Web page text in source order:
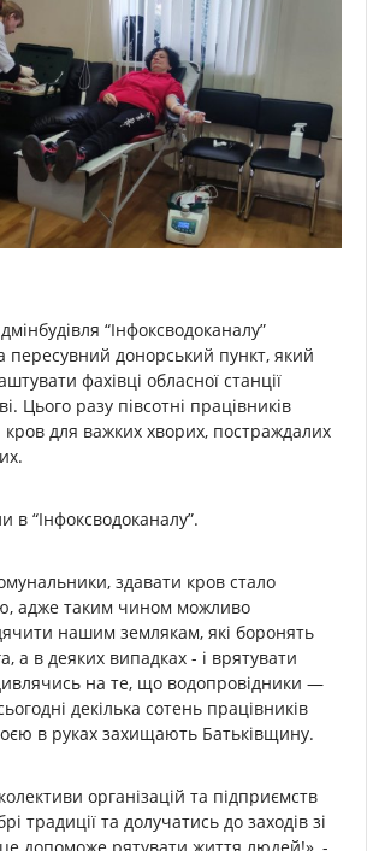
“Інфоксводоканалу”
пересувний донорський пункт, який
фахівці обласної станції
Цього разу півсотні працівників
кров для важких хворих, постраждалих
в “Інфоксводоканалу”.
здавати кров стало
адже таким чином можливо
нашим землякам, які боронять
а в деяких випадках - і врятувати
на те, що водопровідники —
декілька сотень працівників
в руках захищають Батьківщину.
організацій та підприємств
традиції та долучатись до заходів зі
це допоможе рятувати життя людей!», -